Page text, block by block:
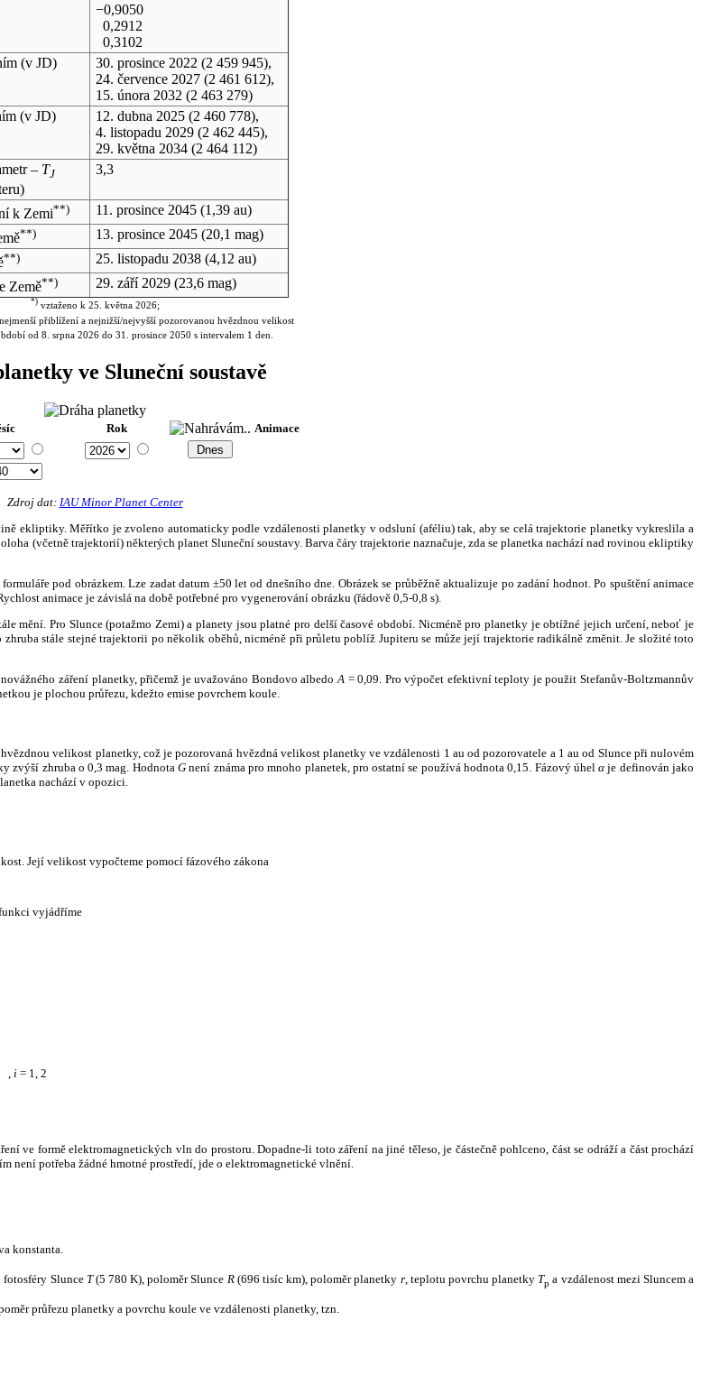
−0,9050
0,2912
0,3102
(v JD) 30. prosince 2022 (2 459 945),
24. července 2027(2 461 612),
15. února 2032 (2 463 279)
(v JD) 12. dubna 2025(2 460 778),
4. listopadu 2029(2 462 445),
29. května 2034(2 464 112)
– TJ 3,3
k Zemi**) 11. prosince 2045(1,39 au)
**) 13. prosince 2045(20,1 mag)
**) 25. listopadu 2038(4,12 au)
Země**) 29. září 2029(23,6 mag)
*)vztaženo k 25. května 2026;
přiblížení a nejnižší/nejvyšší pozorovanou hvězdnou velikost
od 8. srpna 2026 do 31. prosince 2050 s intervalem 1 den.
ve Sluneční soustavě
Rok Animace
Zdroj dat: IAU Minor Planet Center
ekliptiky. Měřítko je zvoleno automaticky podle vzdálenosti planetky v odsluní (aféliu) tak, aby se celá trajektorie planetky vykreslila a
(včetně trajektorií) některých planet Sluneční soustavy. Barva čáry trajektorie naznačuje, zda se planetka nachází nad rovinou ekliptiky
pod obrázkem. Lze zadat datum ±50 let od dnešního dne. Obrázek se průběžně aktualizuje po zadání hodnot. Po spuštění animace
animace je závislá na době potřebné pro vygenerování obrázku (řádově 0,5-0,8 s).
mění. Pro Slunce (potažmo Zemi) a planety jsou platné pro delší časové období. Nicméně pro planetky je obtížné jejich určení, neboť je
stále stejné trajektorii po několik oběhů, nicméně při průletu poblíž Jupiteru se může její trajektorie radikálně změnit. Je složité toto
záření planetky, přičemž je uvažováno Bondovo albedo A = 0,09. Pro výpočet efektivní teploty je použit Stefanův-Boltzmannův
je plochou průřezu, kdežto emise povrchem koule.
velikost planetky, což je pozorovaná hvězdná velikost planetky ve vzdálenosti 1 au od pozorovatele a 1 au od Slunce při nulovém
zvýší zhruba o 0,3 mag. HodnotaG není známa pro mnoho planetek, pro ostatní se používá hodnota 0,15. Fázový úhelα je definován jako
nachází v opozici.
Její velikost vypočteme pomocí fázového zákona
vyjádříme
, i = 1, 2
ve formě elektromagnetických vln do prostoru. Dopadne-li toto záření na jiné těleso, je částečně pohlceno, část se odráží a část prochází
není potřeba žádné hmotné prostředí, jde o elektromagnetické vlnění.
konstanta.
fotosféry Slunce T(5 780 K), poloměr Slunce R(696 tisíc km), poloměr planetky r, teplotu povrchu planetky Tp a vzdálenost mezi Sluncem a
průřezu planetky a povrchu koule ve vzdálenosti planetky, tzn.